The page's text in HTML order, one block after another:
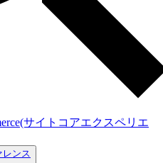
サイトコアエクスペリエ
レンス